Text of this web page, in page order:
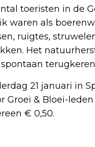
toeristen in de
waren als
ruigtes,
Het
21 januari in
Groei & Bloei-
€ 0,50.